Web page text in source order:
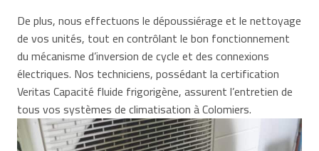
De plus, nous effectuons le dépoussiérage et le nettoyage
de vos unités, tout en contrôlant le bon fonctionnement
du mécanisme d’inversion de cycle et des connexions
électriques. Nos techniciens, possédant la certification
Veritas Capacité fluide frigorigène, assurent l’entretien de
tous vos systèmes de climatisation à Colomiers.